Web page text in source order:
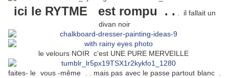
ici le RYTME est rompu . . . il fallait un
divan noir
le velours NOIR c'est UNE PURE MERVEILLE
faites- le vous -même . . mais pas avec le passe partout blanc .